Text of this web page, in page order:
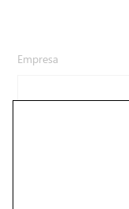
Empresa